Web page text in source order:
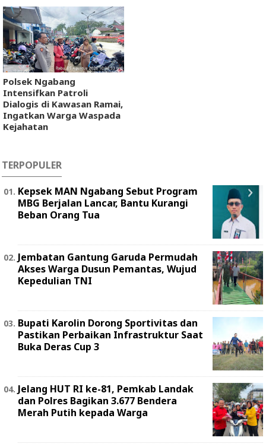
Polsek Ngabang
Intensifkan Patroli
Dialogis di Kawasan Ramai,
Ingatkan Warga Waspada
Kejahatan
TERPOPULER
Kepsek MAN Ngabang Sebut Program
MBG Berjalan Lancar, Bantu Kurangi
Beban Orang Tua
Jembatan Gantung Garuda Permudah
Akses Warga Dusun Pemantas, Wujud
Kepedulian TNI
Bupati Karolin Dorong Sportivitas dan
Pastikan Perbaikan Infrastruktur Saat
Buka Deras Cup 3
Jelang HUT RI ke-81, Pemkab Landak
dan Polres Bagikan 3.677 Bendera
Merah Putih kepada Warga